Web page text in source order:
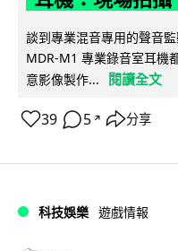
談到專業混音專用的聲音
MDR-M1 專業錄音室耳機
意影像製作...
閱讀全文
39 5 ↗ 分享
科技娛樂 遊戲情報